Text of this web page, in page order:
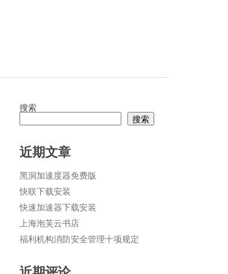
搜索
搜索
近期文章
黑洞加速度器免费版
快联下载安装
快速加速器下载安装
上海泡芙云书店
福利机构消防安全管理十项规定